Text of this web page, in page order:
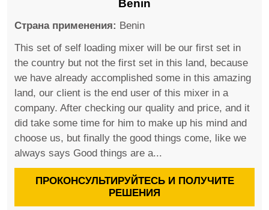
Benin
Страна применения: Benin
This set of self loading mixer will be our first set in
the country but not the first set in this land, because
we have already accomplished some in this amazing
land, our client is the end user of this mixer in a
company. After checking our quality and price, and it
did take some time for him to make up his mind and
choose us, but finally the good things come, like we
always says Good things are a...
ПРОКОНСУЛЬТИРУЙТЕСЬ И ПОЛУЧИТЕ
РЕШЕНИЯ